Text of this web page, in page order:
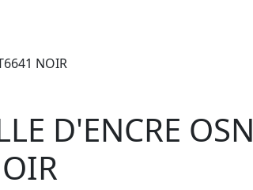
NOIR
D'ENCRE OSN